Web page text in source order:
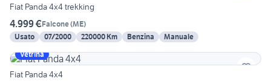
Fiat Panda 4x4 trekking
4.999 €Falcone(ME)
Usato
07/2000 220000 Km Benzina
Manuale
Vetrina
Fiat Panda 4x4